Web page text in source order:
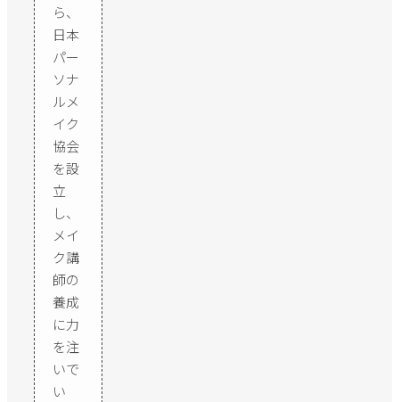
ら、
日本
パー
ソナ
ルメ
イク
協会
を設
立
し、
メイ
ク講
師の
養成
に力
を注
いで
い